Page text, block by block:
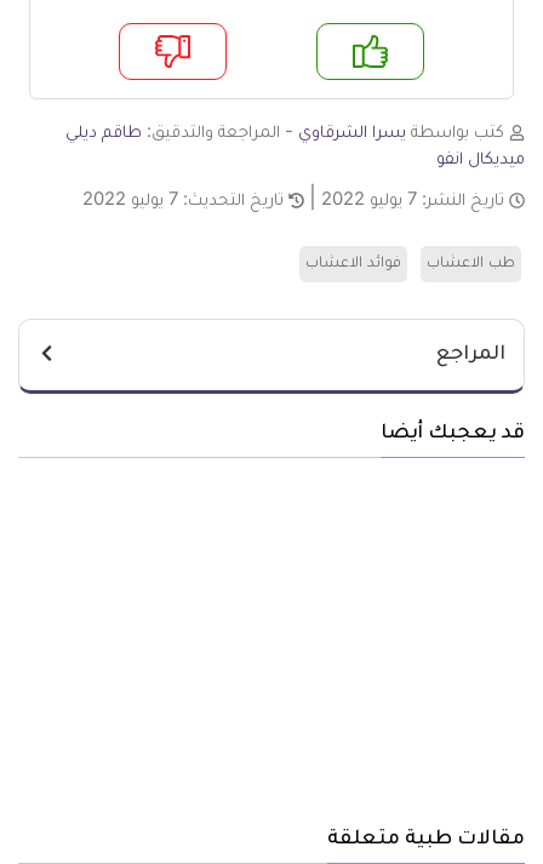
لا
كتب بواسطة يسرا الشرقاوي - المراجعة والتدقيق: طاقم ديلي
ميديكال انفو
تاريخ النشر: 7 يوليو 2022 تاريخ التحديث: 7 يوليو 2022
طب الاعشاب فوائد الاعشاب
المراجع
قد يعجبك أيضا
مقالات طبية متعلقة